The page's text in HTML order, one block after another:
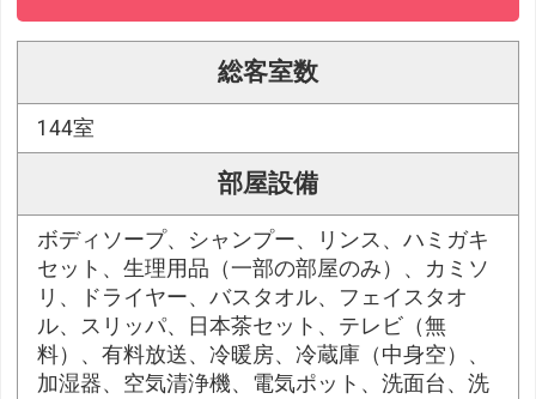
総客室数
144室
部屋設備
ボディソープ、シャンプー、リンス、ハミガキ
セット、生理用品（一部の部屋のみ）、カミソ
リ、ドライヤー、バスタオル、フェイスタオ
ル、スリッパ、日本茶セット、テレビ（無
料）、有料放送、冷暖房、冷蔵庫（中身空）、
加湿器、空気清浄機、電気ポット、洗面台、洗